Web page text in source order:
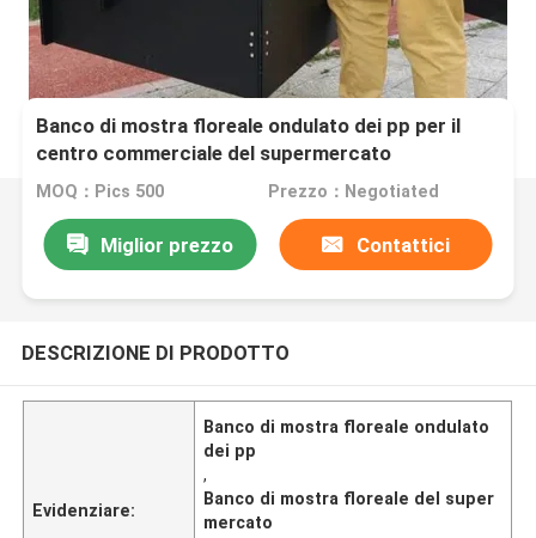
Banco di mostra floreale ondulato dei pp per il
centro commerciale del supermercato
MOQ：Pics 500 Prezzo：Negotiated
Miglior prezzo Contattici
DESCRIZIONE DI PRODOTTO
Evidenziare:
Banco di mostra floreale ondulato
dei pp
,
Banco di mostra floreale del super
mercato